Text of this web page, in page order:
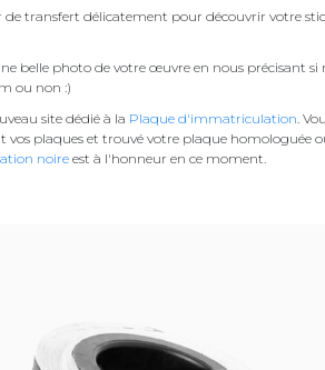
de transfert délicatement pour découvrir votre
belle photo de votre œuvre en nous précisant si
ou non :)
site dédié à la Plaque d'immatriculation .
vos plaques et trouvé votre plaque homologuée
noireest à l'honneur en ce moment.